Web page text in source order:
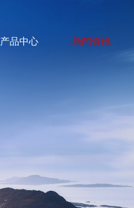
产品中心 新闻资讯